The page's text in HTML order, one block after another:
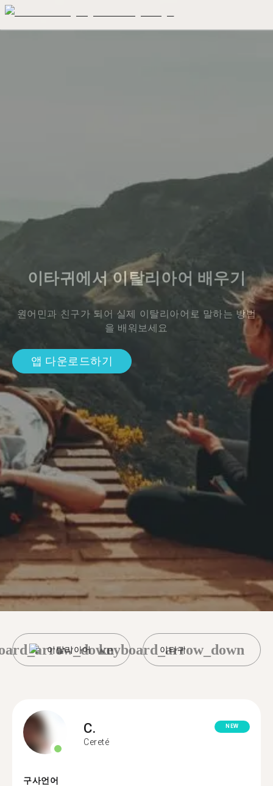
이타귀에서 이탈리아어 배우기
원어민과 친구가 되어 실제 이탈리아어로 말하는 방법
을 배워보세요
앱 다운로드하기
이탈리아어 이타귀
keyboard_arrow_down
C.
Cereté
NEW
구사언어